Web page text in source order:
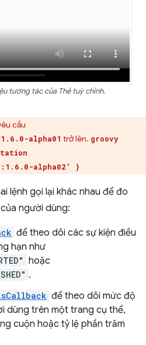
tương tác của Thẻ tuỳ chỉnh.
cầu
alpha01 trở lên. groovy
alpha02' }
lệnh gọi lại khác nhau để đo
người dùng:
để theo dõi các sự kiện điều
hạn như
hoặc
.
để theo dõi mức độ
dùng trên một trang cụ thể,
cuộn hoặc tỷ lệ phần trăm